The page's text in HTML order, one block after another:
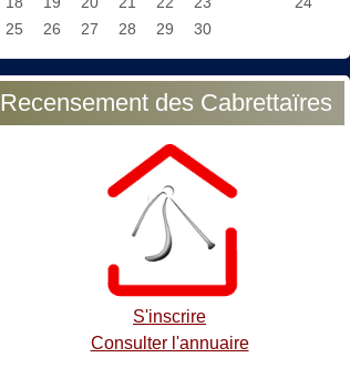
25
26 27 28 29 30
Recensement des Cabrettaïres
S'inscrire
Consulter l'annuaire